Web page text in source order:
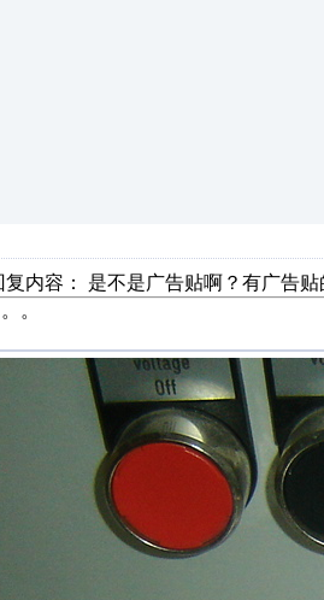
复内容： 是不是广告贴啊？有广告
。